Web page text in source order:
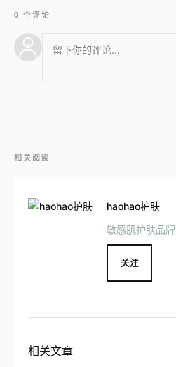
0 个评论
相关阅读
haohao护肤
敏感肌护肤品牌
关注
相关文章